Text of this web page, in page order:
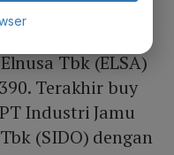
buy on
Tbk (ELSA)
Terakhir buy
Industri Jamu
(SIDO) dengan